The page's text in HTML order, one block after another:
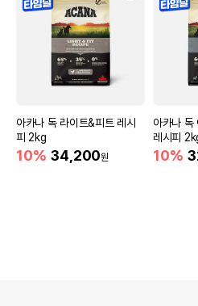
상품 필수 정보
품명 및 모델명
네츄럴코어
160g 모아
법에 의한 인증,허가 등을
아카나 독 라이트&피트 레시
피 2kg
10% 34,200원
아카나 독
레시피
10%